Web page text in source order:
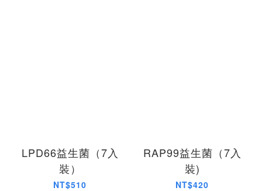
LPD66益生菌（7入
裝）
NT$510
RAP99益生菌（7入
裝)
NT$420